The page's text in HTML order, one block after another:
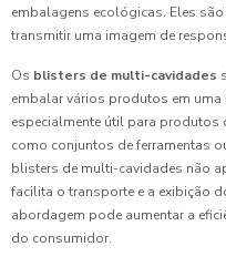
embalagens ecológicas. Eles
transmitir uma imagem de
Os blisters de multi-cavidades
embalar vários produtos em
especialmente útil para produtos
como conjuntos de ferramentas
blisters de multi-cavidades não
facilita o transporte e a exibição
abordagem pode aumentar a
do consumidor.